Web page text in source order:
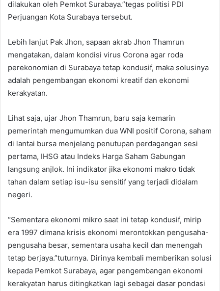
dilakukan oleh Pemkot Surabaya.”tegas politisi PDI
Perjuangan Kota Surabaya tersebut.
Lebih lanjut Pak Jhon, sapaan akrab Jhon Thamrun
mengatakan, dalam kondisi virus Corona agar roda
perekonomian di Surabaya tetap kondusif, maka solusinya
adalah pengembangan ekonomi kreatif dan ekonomi
kerakyatan.
Lihat saja, ujar Jhon Thamrun, baru saja kemarin
pemerintah mengumumkan dua WNI positif Corona, saham
di lantai bursa menjelang penutupan perdagangan sesi
pertama, IHSG atau Indeks Harga Saham Gabungan
langsung anjlok. Ini indikator jika ekonomi makro tidak
tahan dalam setiap isu-isu sensitif yang terjadi didalam
negeri.
“Sementara ekonomi mikro saat ini tetap kondusif, mirip
era 1997 dimana krisis ekonomi merontokkan pengusaha-
pengusaha besar, sementara usaha kecil dan menengah
tetap berjaya.”tuturnya. Dirinya kembali memberikan solusi
kepada Pemkot Surabaya, agar pengembangan ekonomi
kerakyatan harus ditingkatkan lagi sebagai dasar pondasi